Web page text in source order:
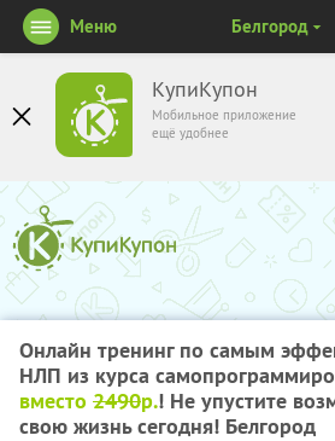
КупиКупон
Мобильное приложение
ещё удобнее
Меню Белгород
Онлайн тренинг по самым
НЛП из курса
вместо 2490р.! Не упустите
свою жизнь сегодня! Белгород